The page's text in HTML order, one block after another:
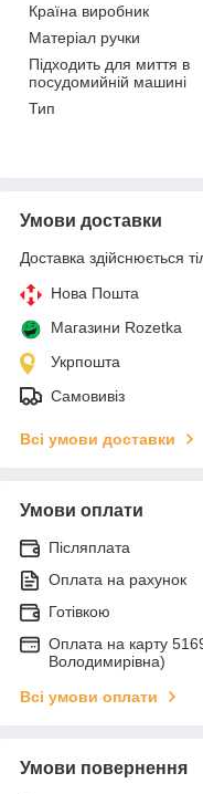
Країна виробник
Матеріал ручки
Підходить для миття в
посудомийній машині
Тип
Умови доставки
Доставка здійснюється
Нова Пошта
Магазини Rozetka
Укрпошта
Самовивіз
Всі умови доставки
Умови оплати
Післяплата
Оплата на рахунок
Готівкою
Оплата на карту
Володимирівна)
Всі умови оплати
Умови повернення